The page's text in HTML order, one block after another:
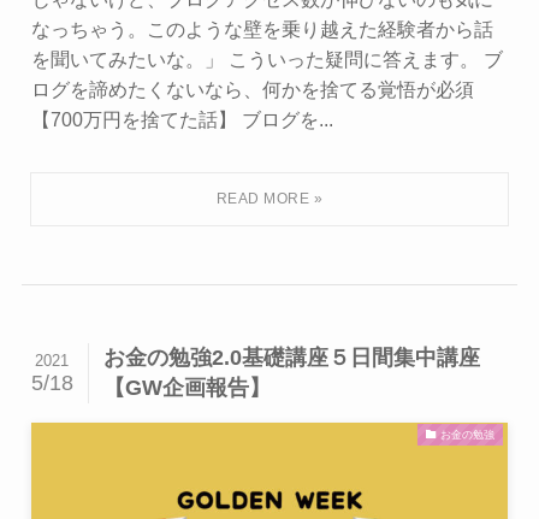
なっちゃう。このような壁を乗り越えた経験者から話
を聞いてみたいな。」 こういった疑問に答えます。 ブ
ログを諦めたくないなら、何かを捨てる覚悟が必須
【700万円を捨てた話】 ブログを...
お金の勉強2.0基礎講座５日間集中講座
【GW企画報告】
2021
5/18
お金の勉強